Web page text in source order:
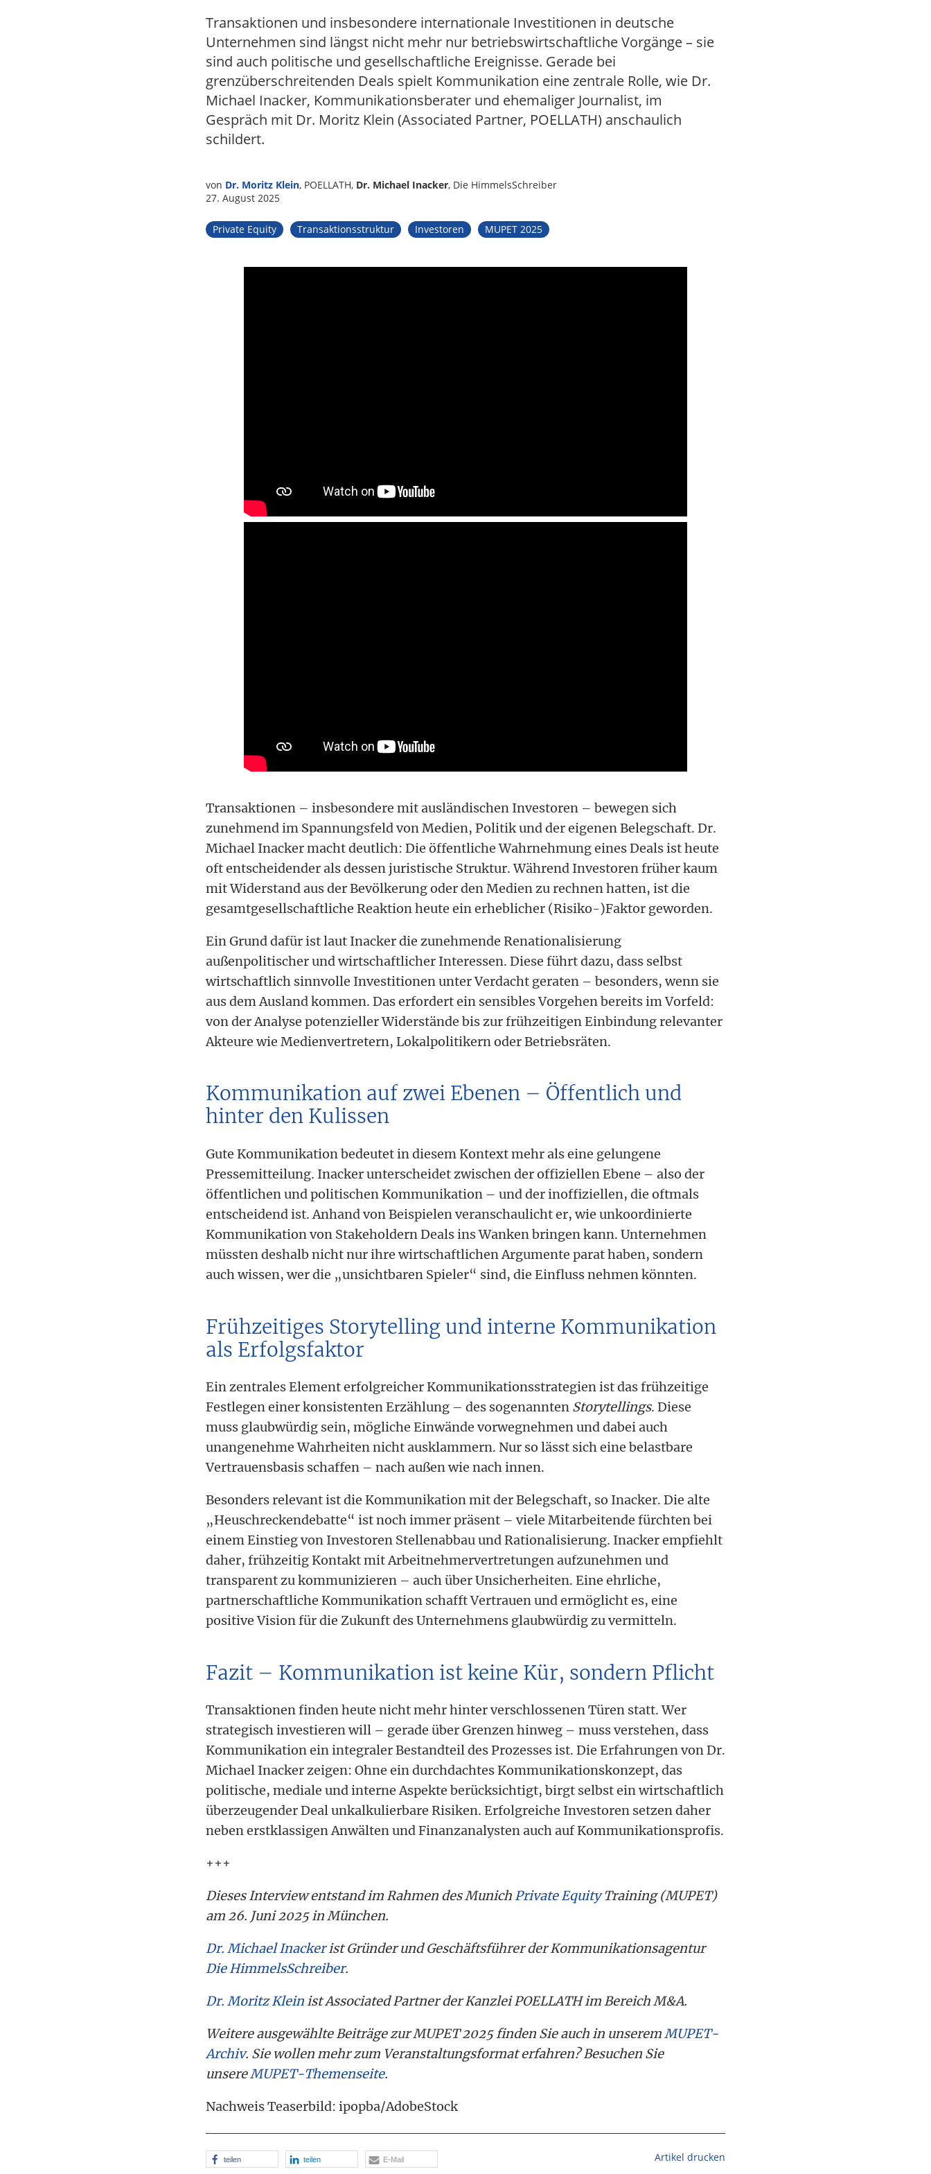
Transaktionen und insbesondere internationale Investitionen in deutsche
Unternehmen sind längst nicht mehr nur betriebswirtschaftliche Vorgänge – sie
sind auch politische und gesellschaftliche Ereignisse. Gerade bei
grenzüberschreitenden Deals spielt Kommunikation eine zentrale Rolle, wie Dr.
Michael Inacker, Kommunikationsberater und ehemaliger Journalist, im
Gespräch mit Dr. Moritz Klein (Associated Partner, POELLATH) anschaulich
schildert.
von Dr. Moritz Klein, POELLATH, Dr. Michael Inacker, Die HimmelsSchreiber
27. August 2025
Private Equity Transaktionsstruktur Investoren MUPET 2025
Transaktionen – insbesondere mit ausländischen Investoren – bewegen sich
zunehmend im Spannungsfeld von Medien, Politik und der eigenen Belegschaft. Dr.
Michael Inacker macht deutlich: Die öffentliche Wahrnehmung eines Deals ist heute
oft entscheidender als dessen juristische Struktur. Während Investoren früher kaum
mit Widerstand aus der Bevölkerung oder den Medien zu rechnen hatten, ist die
gesamtgesellschaftliche Reaktion heute ein erheblicher (Risiko-)Faktor geworden.
Ein Grund dafür ist laut Inacker die zunehmende Renationalisierung
außenpolitischer und wirtschaftlicher Interessen. Diese führt dazu, dass selbst
wirtschaftlich sinnvolle Investitionen unter Verdacht geraten – besonders, wenn sie
aus dem Ausland kommen. Das erfordert ein sensibles Vorgehen bereits im Vorfeld:
von der Analyse potenzieller Widerstände bis zur frühzeitigen Einbindung relevanter
Akteure wie Medienvertretern, Lokalpolitikern oder Betriebsräten.
Kommunikation auf zwei Ebenen – Öffentlich und
hinter den Kulissen
Gute Kommunikation bedeutet in diesem Kontext mehr als eine gelungene
Pressemitteilung. Inacker unterscheidet zwischen der offiziellen Ebene – also der
öffentlichen und politischen Kommunikation – und der inoffiziellen, die oftmals
entscheidend ist. Anhand von Beispielen veranschaulicht er, wie unkoordinierte
Kommunikation von Stakeholdern Deals ins Wanken bringen kann. Unternehmen
müssten deshalb nicht nur ihre wirtschaftlichen Argumente parat haben, sondern
auch wissen, wer die „unsichtbaren Spieler“ sind, die Einfluss nehmen könnten.
Frühzeitiges Storytelling und interne Kommunikation
als Erfolgsfaktor
Ein zentrales Element erfolgreicher Kommunikationsstrategien ist das frühzeitige
Festlegen einer konsistenten Erzählung – des sogenannten Storytellings. Diese
muss glaubwürdig sein, mögliche Einwände vorwegnehmen und dabei auch
unangenehme Wahrheiten nicht ausklammern. Nur so lässt sich eine belastbare
Vertrauensbasis schaffen – nach außen wie nach innen.
Besonders relevant ist die Kommunikation mit der Belegschaft, so Inacker. Die alte
„Heuschreckendebatte“ ist noch immer präsent – viele Mitarbeitende fürchten bei
einem Einstieg von Investoren Stellenabbau und Rationalisierung. Inacker empfiehlt
daher, frühzeitig Kontakt mit Arbeitnehmervertretungen aufzunehmen und
transparent zu kommunizieren – auch über Unsicherheiten. Eine ehrliche,
partnerschaftliche Kommunikation schafft Vertrauen und ermöglicht es, eine
positive Vision für die Zukunft des Unternehmens glaubwürdig zu vermitteln.
Fazit – Kommunikation ist keine Kür, sondern Pflicht
Transaktionen finden heute nicht mehr hinter verschlossenen Türen statt. Wer
strategisch investieren will – gerade über Grenzen hinweg – muss verstehen, dass
Kommunikation ein integraler Bestandteil des Prozesses ist. Die Erfahrungen von Dr.
Michael Inacker zeigen: Ohne ein durchdachtes Kommunikationskonzept, das
politische, mediale und interne Aspekte berücksichtigt, birgt selbst ein wirtschaftlich
überzeugender Deal unkalkulierbare Risiken. Erfolgreiche Investoren setzen daher
neben erstklassigen Anwälten und Finanzanalysten auch auf Kommunikationsprofis.
+++
Dieses Interview entstand im Rahmen des Munich Private EquityTraining (MUPET)
am 26. Juni 2025 in München.
Dr. Michael Inackerist Gründer und Geschäftsführer der Kommunikationsagentur
Die HimmelsSchreiber.
Dr. Moritz Kleinist Associated Partner der Kanzlei POELLATH im Bereich M&A.
Weitere ausgewählte Beiträge zur MUPET 2025 finden Sie auch in unseremMUPET-
Archiv. Sie wollen mehr zum Veranstaltungsformat erfahren? Besuchen Sie
unsereMUPET-Themenseite.
Nachweis Teaserbild: ipopba/AdobeStock
Artikel drucken
teilen teilen E-Mail